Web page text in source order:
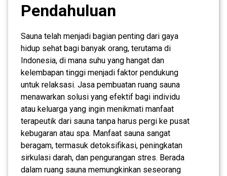
Pendahuluan
Sauna telah menjadi bagian penting dari gaya
hidup sehat bagi banyak orang, terutama di
Indonesia, di mana suhu yang hangat dan
kelembapan tinggi menjadi faktor pendukung
untuk relaksasi. Jasa pembuatan ruang sauna
menawarkan solusi yang efektif bagi individu
atau keluarga yang ingin menikmati manfaat
terapeutik dari sauna tanpa harus pergi ke pusat
kebugaran atau spa. Manfaat sauna sangat
beragam, termasuk detoksifikasi, peningkatan
sirkulasi darah, dan pengurangan stres. Berada
dalam ruang sauna memungkinkan seseorang